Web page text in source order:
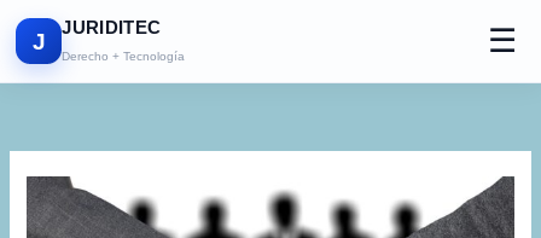
J
JURIDITEC
Derecho + Tecnología ☰
contenido